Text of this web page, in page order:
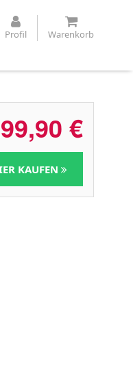
Profil Warenkorb
€
KAUFEN